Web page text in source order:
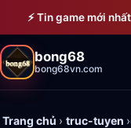
Bỏ qua đến nội dung
⚡ Tin game mới
bong68
bong68vn.com
Trang chủ › truc-tuyen ›